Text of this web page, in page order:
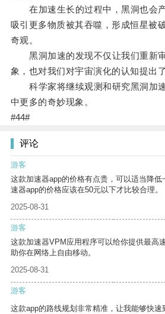
在加速生长的过程中，黑洞也会产
吸引更多物质被其吞噬，形成恒星被
奇观。
黑洞加速的发现不仅让我们重新
象，也对我们对宇宙演化的认知提出
科学家将继续观测和研究黑洞加
中更多的奇妙现象。
#44#
评论
游客
这款加速器app的价格有点贵，可以适当降
速器app的价格应该在50元以下才比较合理。
2025-08-31
游客
这款加速器VPM应用程序可以给你提供最高
助你在网络上自由移动。
2025-08-31
游客
这款app的路线规划非常精准，让我能够快速